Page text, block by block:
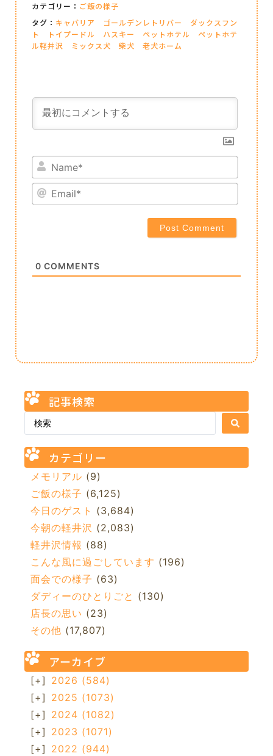
カテゴリー： ご飯の様子
タグ： キャバリア ゴールデンレトリバー
ダックスフン
ト
トイプードル ハスキー ペットホテル
ペットホテ
ル軽井沢
ミックス犬 柴犬 老犬ホーム
Name*
Email*
0 COMMENTS
記事検索
カテゴリー
メモリアル (9)
ご飯の様子 (6,125)
今日のゲスト (3,684)
今朝の軽井沢 (2,083)
軽井沢情報 (88)
こんな風に過ごしています (196)
面会での様子 (63)
ダディーのひとりごと (130)
店長の思い (23)
その他 (17,807)
アーカイブ
[+] 2026 (584)
[+] 2025 (1073)
[+] 2024 (1082)
[+] 2023 (1071)
[+] 2022 (944)